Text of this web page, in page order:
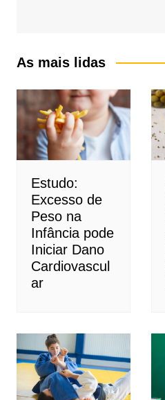
As mais lidas
Estudo:
Excesso de
Peso na
Infância pode
Iniciar Dano
Cardiovascul
ar